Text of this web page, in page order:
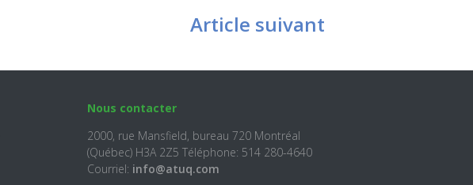
Article suivant
Nous contacter
2000, rue Mansfield, bureau 720 Montréal
(Québec) H3A 2Z5 Téléphone: 514 280-4640
Courriel: info@atuq.com